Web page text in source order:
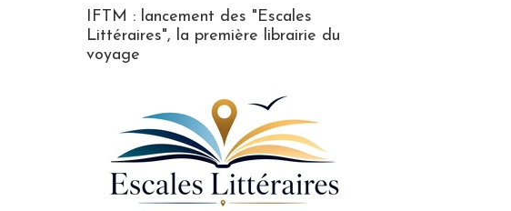
IFTM : lancement des "Escales
Littéraires", la première librairie du
voyage